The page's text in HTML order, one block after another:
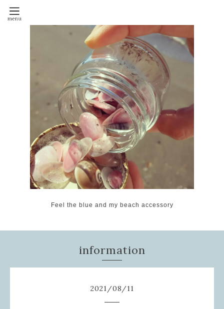
Feel the blue and my beach accessory
information
2021/08/11